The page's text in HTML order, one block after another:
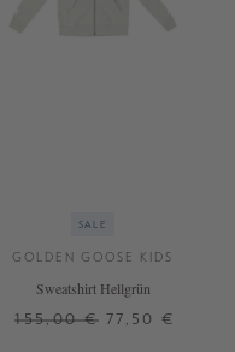
SALE
GOLDEN GOOSE KIDS
Sweatshirt Hellgrün
155,00 € 77,50 €